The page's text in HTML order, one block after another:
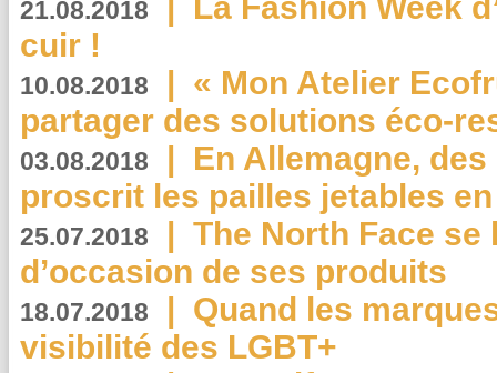
21.08.2018
cuir !
10.08.2018 | « Mon Atelier
partager des solutions éco-
03.08.2018 | En Allemagne,
proscrit les pailles jetables
25.07.2018 | The North Face se
d’occasion de ses produits
18.07.2018 | Quand les
visibilité des LGBT+